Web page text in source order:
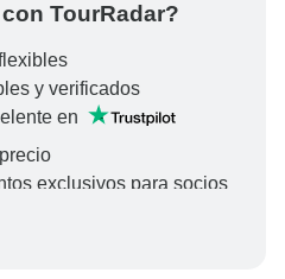
TourRadar?
y verificados
en
exclusivos para socios